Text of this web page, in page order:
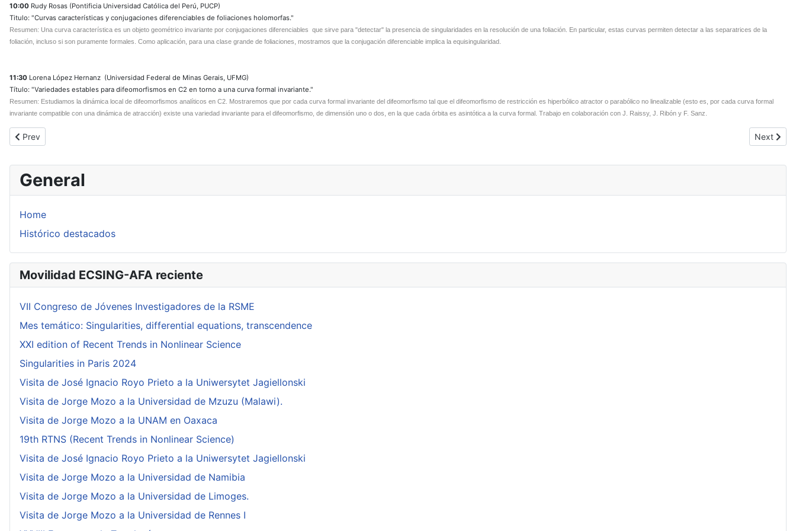
General
Home
Histórico destacados
Movilidad ECSING-AFA reciente
VII Congreso de Jóvenes Investigadores de la RSME
Mes temático: Singularities, differential equations, transcendence
XXI edition of Recent Trends in Nonlinear Science
Singularities in Paris 2024
Visita de José Ignacio Royo Prieto a la Uniwersytet Jagiellonski
Visita de Jorge Mozo a la Universidad de Mzuzu (Malawi).
Visita de Jorge Mozo a la UNAM en Oaxaca
19th RTNS (Recent Trends in Nonlinear Science)
Visita de José Ignacio Royo Prieto a la Uniwersytet Jagiellonski
Visita de Jorge Mozo a la Universidad de Namibia
Visita de Jorge Mozo a la Universidad de Limoges.
Visita de Jorge Mozo a la Universidad de Rennes I
10:00 Rudy Rosas (Pontificia Universidad Católica del Perú, PUCP)
Titulo: "Curvas características y conjugaciones diferenciables de foliaciones holomorfas."
Resumen: Una curva característica es un objeto geométrico invariante por conjugaciones diferenciables que sirve para "detectar" la presencia de singularidades en la resolución de una foliación. En particular, estas curvas permiten detectar a las separatrices de la
foliación, incluso si son puramente formales. Como aplicación, para una clase grande de foliaciones, mostramos que la conjugación diferenciable implica la equisingularidad.
11:30 Lorena López Hernanz (Universidad Federal de Minas Gerais, UFMG)
Título: "Variedades estables para difeomorfismos en C2 en torno a una curva formal invariante."
Resumen: Estudiamos la dinámica local de difeomorfismos analíticos en C2. Mostraremos que por cada curva formal invariante del difeomorfismo tal que el difeomorfismo de restricción es hiperbólico atractor o parabólico no linealizable (esto es, por cada curva formal
invariante compatible con una dinámica de atracción) existe una variedad invariante para el difeomorfismo, de dimensión uno o dos, en la que cada órbita es asintótica a la curva formal. Trabajo en colaboración con J. Raissy, J. Ribón y F. Sanz.
Previous article: SIM 96
Prev Next
Next